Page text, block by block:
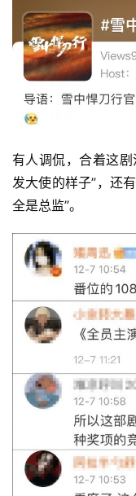
投
稿
每
日
诗
有人调侃，合着这
发大使的样子”，还
全是总监”。